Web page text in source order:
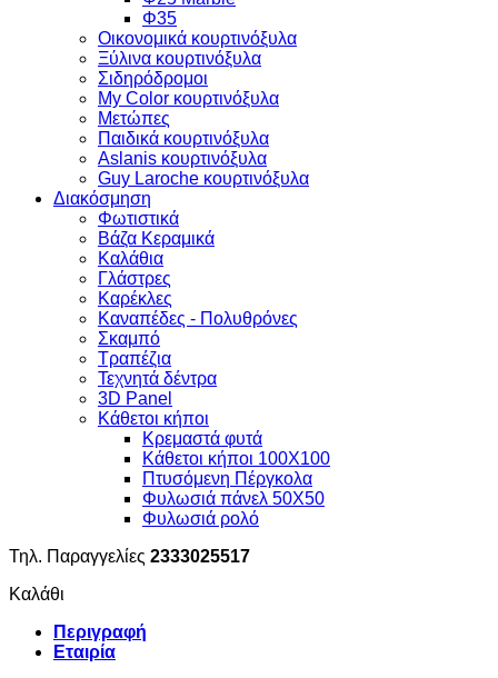
Φ35
Οικονομικά κουρτινόξυλα
Ξύλινα κουρτινόξυλα
Σιδηρόδρομοι
My Color κουρτινόξυλα
Μετώπες
Παιδικά κουρτινόξυλα
Aslanis κουρτινόξυλα
Guy Laroche κουρτινόξυλα
Διακόσμηση
Φωτιστικά
Βάζα Κεραμικά
Καλάθια
Γλάστρες
Καρέκλες
Καναπέδες - Πολυθρόνες
Σκαμπό
Τραπέζια
Τεχνητά δέντρα
3D Panel
Κάθετοι κήποι
Κρεμαστά φυτά
Κάθετοι κήποι 100Χ100
Πτυσόμενη Πέργκολα
Φυλωσιά πάνελ 50Χ50
Φυλωσιά ρολό
Τηλ. Παραγγελίες 2333025517
Καλάθι
Περιγραφή
Εταιρία